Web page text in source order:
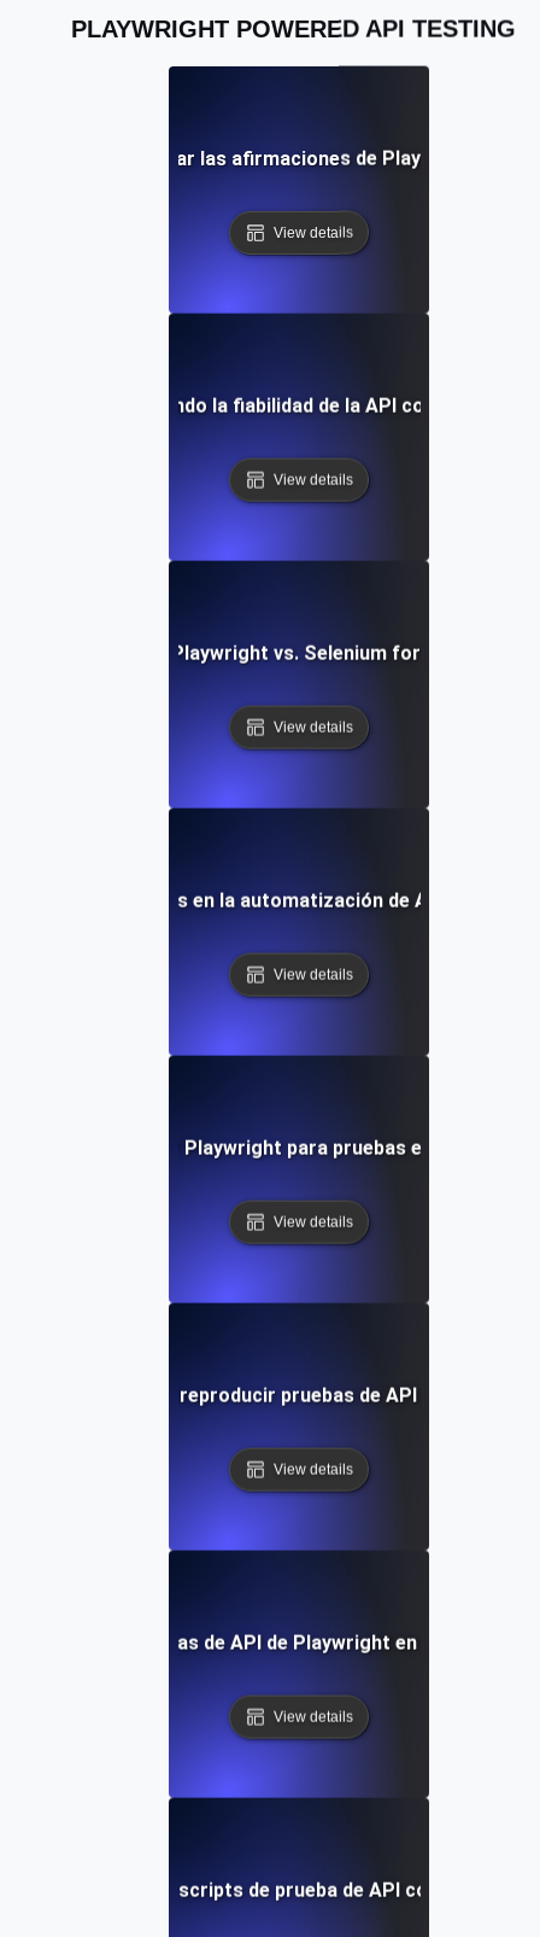
PLAYWRIGHT POWERED API TESTING
para utilizar las afirmaciones de Playwright en la
View details
de caso: Mejorando la fiabilidad de la API con pruebas
View details
Comparing Playwright vs. Selenium for API Testing
View details
Tendencias futuras en la automatización de API con
View details
Cómo aprovechar Playwright para pruebas exhaustivas
View details
Cómo grabar y reproducir pruebas de API con
View details
Integrando pruebas de API de Playwright en tu canal de
View details
Optimizando scripts de prueba de API con Playwright